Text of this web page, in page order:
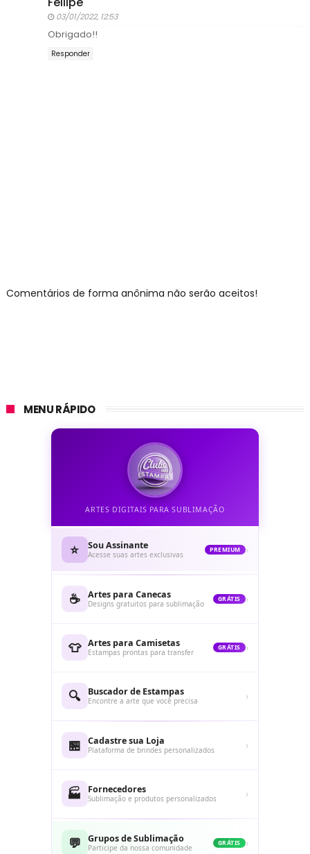
03/01/2022, 12:53
Obrigado!!
Responder
Comentários de forma anônima não serão aceitos!
MENU RÁPIDO
ARTES DIGITAIS PARA SUBLIMAÇÃO
⭐ Sou Assinante
Acesse suas artes exclusivas
PREMIUM ›
☕ Artes para Canecas
Designs gratuitos para sublimação
GRÁTIS ›
👕 Artes para Camisetas
Estampas prontas para transfer
GRÁTIS ›
🔍 Buscador de Estampas
Encontre a arte que você precisa ›
🏪 Cadastre sua Loja
Plataforma de brindes personalizados ›
🏭 Fornecedores
Sublimação e produtos personalizados ›
💬 Grupos de Sublimação
Participe da nossa comunidade
GRÁTIS ›